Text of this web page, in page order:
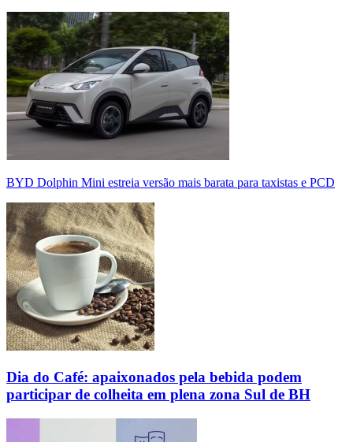
BYD Dolphin Mini estreia versão mais barata para taxistas e PCD
Dia do Café: apaixonados pela bebida podem
participar de colheita em plena zona Sul de BH